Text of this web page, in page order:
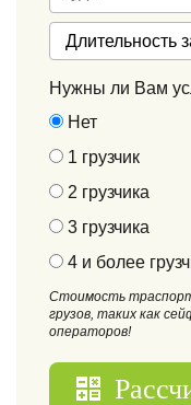
Нужны ли Вам
Нет
1 грузчик
2 грузчика
3 грузчика
4 и более
Стоимость
грузов, таких как
операторов!